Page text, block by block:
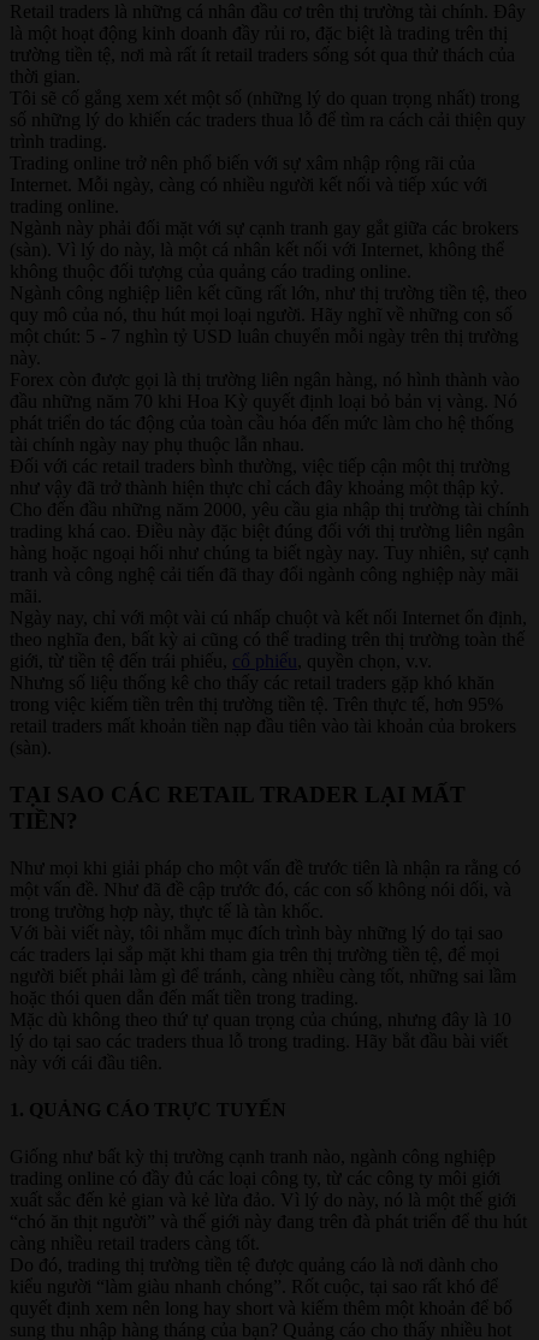
Retail traders là những cá nhân đầu cơ trên thị trường tài chính. Đây
là một hoạt động kinh doanh đầy rủi ro, đặc biệt là trading trên thị
trường tiền tệ, nơi mà rất ít retail traders sống sót qua thử thách của
thời gian.
Tôi sẽ cố gắng xem xét một số (những lý do quan trọng nhất) trong
số những lý do khiến các traders thua lỗ để tìm ra cách cải thiện quy
trình trading.
Trading online trở nên phổ biến với sự xâm nhập rộng rãi của
Internet. Mỗi ngày, càng có nhiều người kết nối và tiếp xúc với
trading online.
Ngành này phải đối mặt với sự cạnh tranh gay gắt giữa các brokers
(sàn). Vì lý do này, là một cá nhân kết nối với Internet, không thể
không thuộc đối tượng của quảng cáo trading online.
Ngành công nghiệp liên kết cũng rất lớn, như thị trường tiền tệ, theo
quy mô của nó, thu hút mọi loại người. Hãy nghĩ về những con số
một chút: 5 - 7 nghìn tỷ USD luân chuyển mỗi ngày trên thị trường
này.
Forex còn được gọi là thị trường liên ngân hàng, nó hình thành vào
đầu những năm 70 khi Hoa Kỳ quyết định loại bỏ bản vị vàng. Nó
phát triển do tác động của toàn cầu hóa đến mức làm cho hệ thống
tài chính ngày nay phụ thuộc lẫn nhau.
Đối với các retail traders bình thường, việc tiếp cận một thị trường
như vậy đã trở thành hiện thực chỉ cách đây khoảng một thập kỷ.
Cho đến đầu những năm 2000, yêu cầu gia nhập thị trường tài chính
trading khá cao. Điều này đặc biệt đúng đối với thị trường liên ngân
hàng hoặc ngoại hối như chúng ta biết ngày nay. Tuy nhiên, sự cạnh
tranh và công nghệ cải tiến đã thay đổi ngành công nghiệp này mãi
mãi.
Ngày nay, chỉ với một vài cú nhấp chuột và kết nối Internet ổn định,
theo nghĩa đen, bất kỳ ai cũng có thể trading trên thị trường toàn thế
giới, từ tiền tệ đến trái phiếu, cổ phiếu
, quyền chọn, v.v.
Nhưng số liệu thống kê cho thấy các retail traders gặp khó khăn
trong việc kiếm tiền trên thị trường tiền tệ. Trên thực tế, hơn 95%
retail traders mất khoản tiền nạp đầu tiên vào tài khoản của brokers
(sàn).
TẠI SAO CÁC RETAIL TRADER LẠI MẤT
TIỀN?​
Như mọi khi giải pháp cho một vấn đề trước tiên là nhận ra rằng có
một vấn đề. Như đã đề cập trước đó, các con số không nói dối, và
trong trường hợp này, thực tế là tàn khốc.
Với bài viết này, tôi nhằm mục đích trình bày những lý do tại sao
các traders lại sắp mặt khi tham gia trên thị trường tiền tệ, để mọi
người biết phải làm gì để tránh, càng nhiều càng tốt, những sai lầm
hoặc thói quen dẫn đến mất tiền trong trading.
Mặc dù không theo thứ tự quan trọng của chúng, nhưng đây là 10
lý do tại sao các traders thua lỗ trong trading. Hãy bắt đầu bài viết
này với cái đầu tiên.
1. QUẢNG CÁO TRỰC TUYẾN​
Giống như bất kỳ thị trường cạnh tranh nào, ngành công nghiệp
trading online có đầy đủ các loại công ty, từ các công ty môi giới
xuất sắc đến kẻ gian và kẻ lừa đảo. Vì lý do này, nó là một thế giới
“chó ăn thịt người” và thế giới này đang trên đà phát triển để thu hút
càng nhiều retail traders càng tốt.
Do đó, trading thị trường tiền tệ được quảng cáo là nơi dành cho
kiểu người “làm giàu nhanh chóng”. Rốt cuộc, tại sao rất khó để
quyết định xem nên long hay short và kiếm thêm một khoản để bổ
sung thu nhập hàng tháng của bạn? Quảng cáo cho thấy nhiều hot